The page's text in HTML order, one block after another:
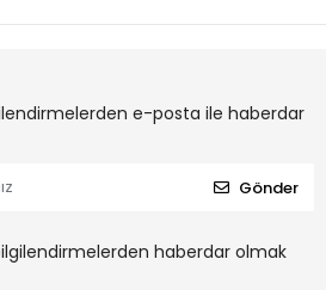
e-posta ile haberdar
Gönder
haberdar olmak